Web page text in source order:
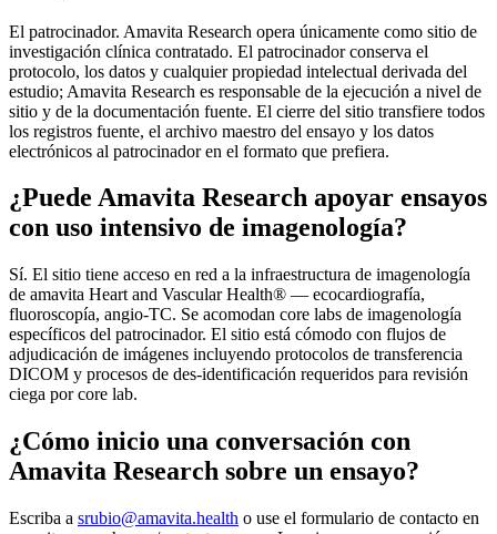
El patrocinador. Amavita Research opera únicamente como sitio de
investigación clínica contratado. El patrocinador conserva el
protocolo, los datos y cualquier propiedad intelectual derivada del
estudio; Amavita Research es responsable de la ejecución a nivel de
sitio y de la documentación fuente. El cierre del sitio transfiere todos
los registros fuente, el archivo maestro del ensayo y los datos
electrónicos al patrocinador en el formato que prefiera.
¿Puede Amavita Research apoyar ensayos
con uso intensivo de imagenología?
Sí. El sitio tiene acceso en red a la infraestructura de imagenología
de amavita Heart and Vascular Health® — ecocardiografía,
fluoroscopía, angio-TC. Se acomodan core labs de imagenología
específicos del patrocinador. El sitio está cómodo con flujos de
adjudicación de imágenes incluyendo protocolos de transferencia
DICOM y procesos de des-identificación requeridos para revisión
ciega por core lab.
¿Cómo inicio una conversación con
Amavita Research sobre un ensayo?
Escriba a srubio@amavita.health o use el formulario de contacto en